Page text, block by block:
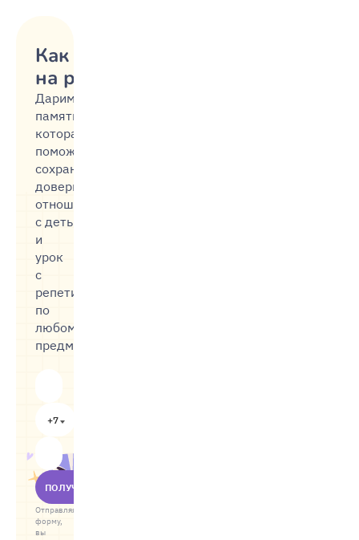
Как не срываться
на ребёнка
Дарим
памятку,
которая
поможет
сохранить
доверительные
отношения
с детьми,
и
урок
с
репетитором
по
любому
предмету
+7
ПОЛУЧИТЬ
Отправляя
форму,
вы